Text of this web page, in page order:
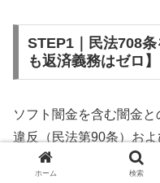
STEP1｜民法708
も返済義務はゼロ】
ソフト闇金を含む闇金
違反（民法第90条）お
に該当するため、法的
ホーム 検索